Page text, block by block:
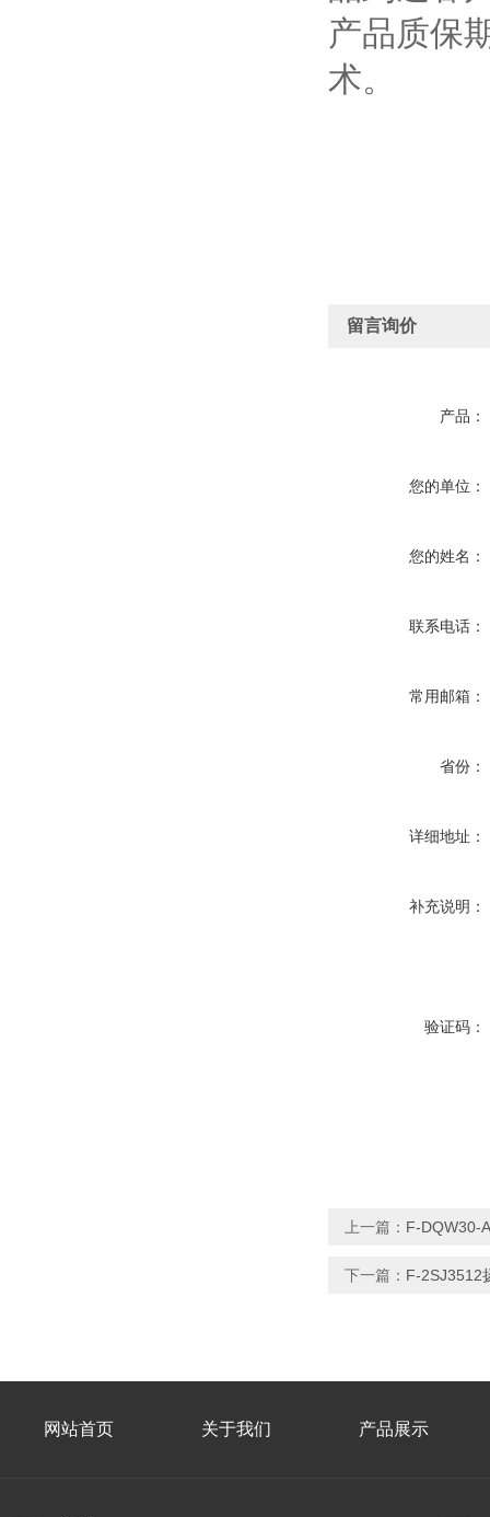
产品质保
术。
留言询价
产品：
您的单位：
您的姓名：
联系电话：
常用邮箱：
省份：
详细地址：
补充说明：
验证码：
上一篇： F-DQW30-
下一篇： F-2SJ3512
网站首页 关于我们 产品展示